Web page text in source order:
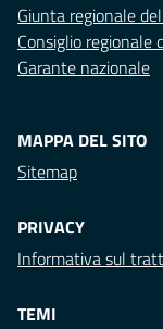
Giunta regionale
Consiglio regionale
Garante nazionale
MAPPA DEL SITO
Sitemap
PRIVACY
Informativa sul
TEMI